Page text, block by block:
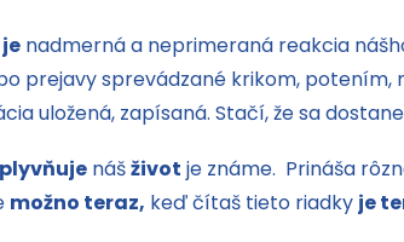
nadmerná a neprimeraná reakcia
prejavy sprevádzané krikom, potením,
uložená, zapísaná. Stačí, že sa
nášživot je známe. Prináša
možno teraz, keď čítaš tieto riadky je